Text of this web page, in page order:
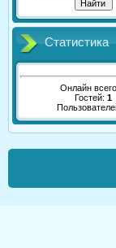
Статистика
Онлайн
Гостей: 1